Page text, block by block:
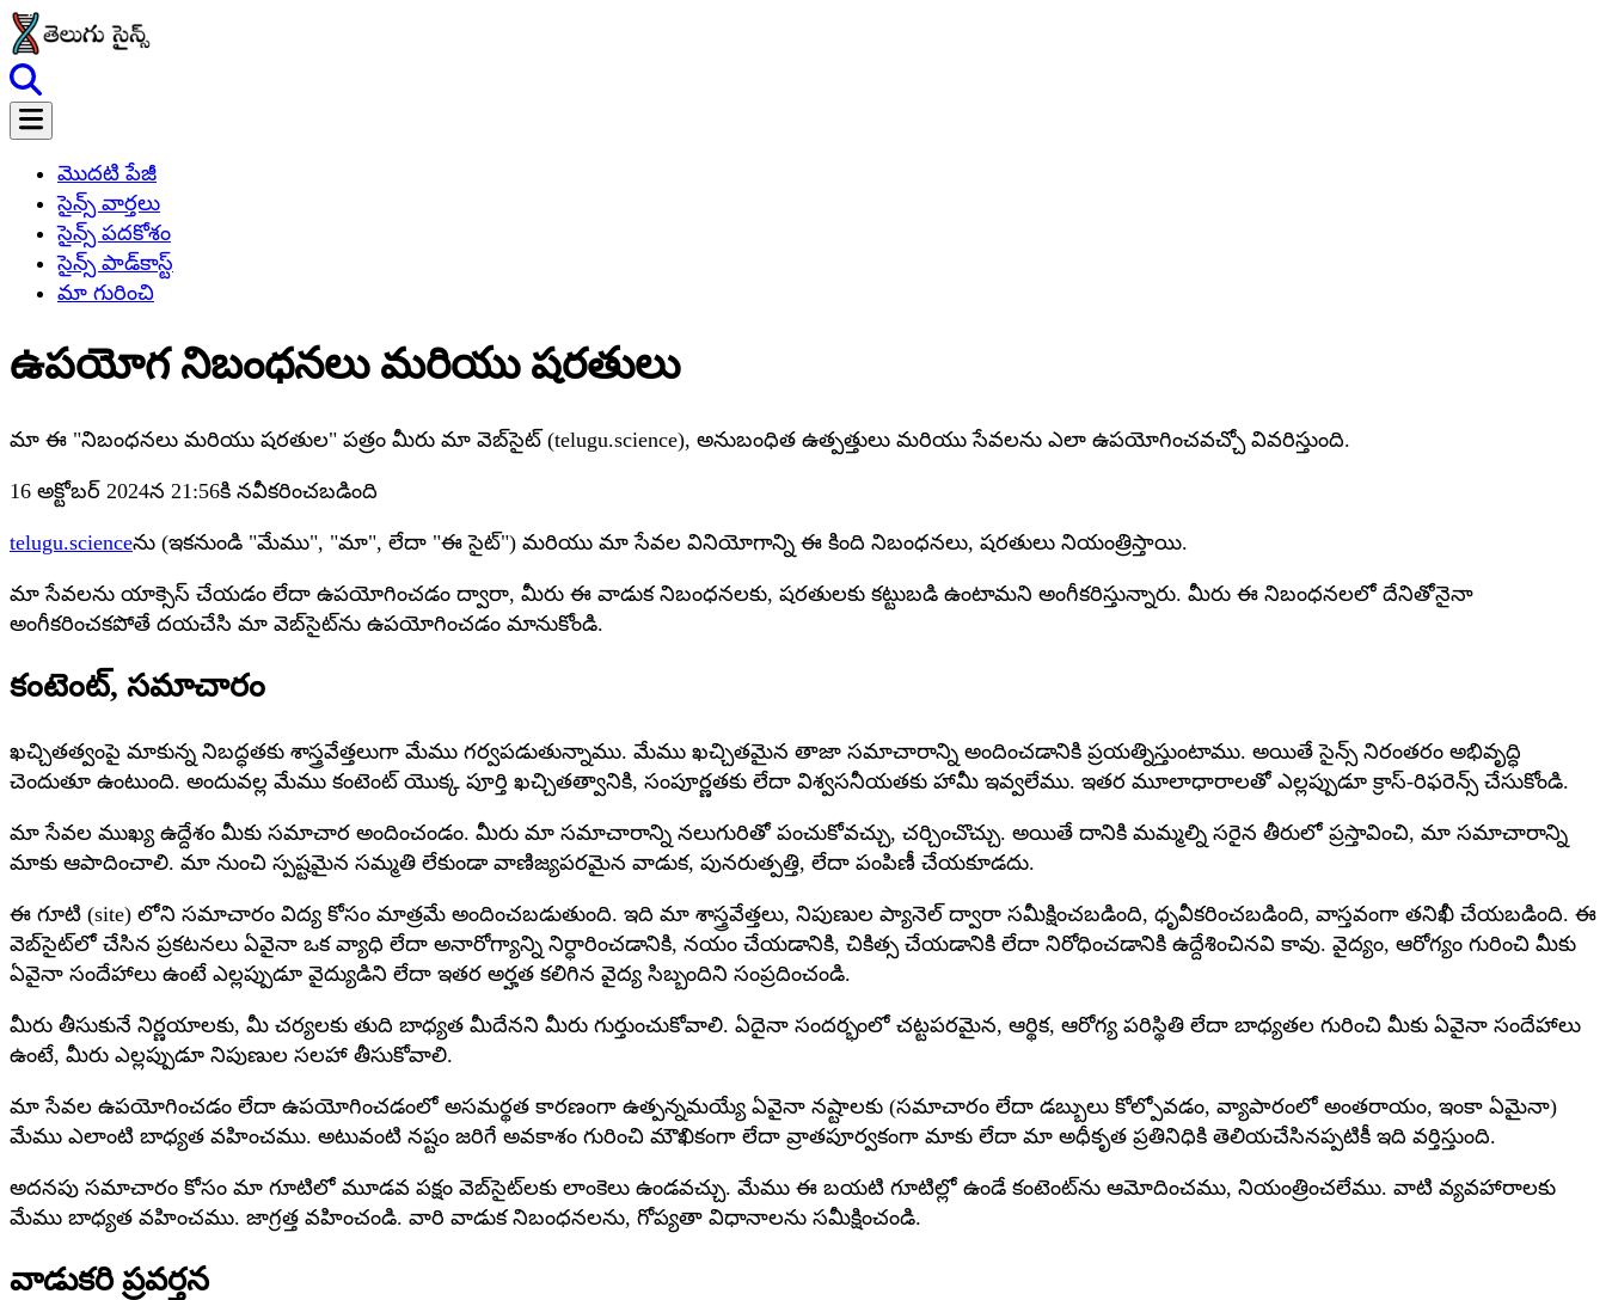
మొదటి పేజీ
సైన్స్ వార్తలు
సైన్స్ పదకోశం
సైన్స్ పాడ్‌కాస్ట్
మా గురించి
ఉపయోగ నిబంధనలు మరియు షరతులు
మా ఈ "నిబంధనలు మరియు షరతుల" పత్రం మీరు మా వెబ్‌సైట్ (telugu.science), అనుబంధిత ఉత్పత్తులు మరియు సేవలను ఎలా ఉపయోగించవచ్చో వివరిస్తుంది.
16 అక్టోబర్ 2024న 21:56కి నవీకరించబడింది
telugu.scienceను (ఇకనుండి "మేము", "మా", లేదా "ఈ సైట్") మరియు మా సేవల వినియోగాన్ని ఈ కింది నిబంధనలు, షరతులు నియంత్రిస్తాయి.
మా సేవలను యాక్సెస్ చేయడం లేదా ఉపయోగించడం ద్వారా, మీరు ఈ వాడుక నిబంధనలకు, షరతులకు కట్టుబడి ఉంటామని అంగీకరిస్తున్నారు. మీరు ఈ నిబంధనలలో దేనితోనైనా
అంగీకరించకపోతే దయచేసి మా వెబ్‌సైట్‌ను ఉపయోగించడం మానుకోండి.
కంటెంట్, సమాచారం
ఖచ్చితత్వంపై మాకున్న నిబద్ధతకు శాస్త్రవేత్తలుగా మేము గర్వపడుతున్నాము. మేము ఖచ్చితమైన తాజా సమాచారాన్ని అందించడానికి ప్రయత్నిస్తుంటాము. అయితే సైన్స్ నిరంతరం అభివృద్ధి
చెందుతూ ఉంటుంది. అందువల్ల మేము కంటెంట్ యొక్క పూర్తి ఖచ్చితత్వానికి, సంపూర్ణతకు లేదా విశ్వసనీయతకు హామీ ఇవ్వలేము. ఇతర మూలాధారాలతో ఎల్లప్పుడూ క్రాస్-రిఫరెన్స్ చేసుకోండి.
మా సేవల ముఖ్య ఉద్దేశం మీకు సమాచార అందించండం. మీరు మా సమాచారాన్ని నలుగురితో పంచుకోవచ్చు, చర్చించొచ్చు. అయితే దానికి మమ్మల్ని సరైన తీరులో ప్రస్తావించి, మా సమాచారాన్ని
మాకు ఆపాదించాలి. మా నుంచి స్పష్టమైన సమ్మతి లేకుండా వాణిజ్యపరమైన వాడుక, పునరుత్పత్తి, లేదా పంపిణీ చేయకూడదు.
ఈ గూటి (site) లోని సమాచారం విద్య కోసం మాత్రమే అందించబడుతుంది. ఇది మా శాస్త్రవేత్తలు, నిపుణుల ప్యానెల్ ద్వారా సమీక్షించబడింది, ధృవీకరించబడింది, వాస్తవంగా తనిఖీ చేయబడింది. ఈ
వెబ్‌సైట్‌లో చేసిన ప్రకటనలు ఏవైనా ఒక వ్యాధి లేదా అనారోగ్యాన్ని నిర్ధారించడానికి, నయం చేయడానికి, చికిత్స చేయడానికి లేదా నిరోధించడానికి ఉద్దేశించినవి కావు. వైద్యం, ఆరోగ్యం గురించి మీకు
ఏవైనా సందేహాలు ఉంటే ఎల్లప్పుడూ వైద్యుడిని లేదా ఇతర అర్హత కలిగిన వైద్య సిబ్బందిని సంప్రదించండి.
మీరు తీసుకునే నిర్ణయాలకు, మీ చర్యలకు తుది బాధ్యత మీదేనని మీరు గుర్తుంచుకోవాలి. ఏదైనా సందర్భంలో చట్టపరమైన, ఆర్థిక, ఆరోగ్య పరిస్థితి లేదా బాధ్యతల గురించి మీకు ఏవైనా సందేహాలు
ఉంటే, మీరు ఎల్లప్పుడూ నిపుణుల సలహా తీసుకోవాలి.
మా సేవల ఉపయోగించడం లేదా ఉపయోగించడంలో అసమర్థత కారణంగా ఉత్పన్నమయ్యే ఏవైనా నష్టాలకు (సమాచారం లేదా డబ్బులు కోల్పోవడం, వ్యాపారంలో అంతరాయం, ఇంకా ఏమైనా)
మేము ఎలాంటి బాధ్యత వహించము. అటువంటి నష్టం జరిగే అవకాశం గురించి మౌఖికంగా లేదా వ్రాతపూర్వకంగా మాకు లేదా మా అధీకృత ప్రతినిధికి తెలియచేసినప్పటికీ ఇది వర్తిస్తుంది.
అదనపు సమాచారం కోసం మా గూటిలో మూడవ పక్షం వెబ్‌సైట్‌లకు లాంకెలు ఉండవచ్చు. మేము ఈ బయటి గూటిల్లో ఉండే కంటెంట్‌ను ఆమోదించము, నియంత్రించలేము. వాటి వ్యవహారాలకు
మేము బాధ్యత వహించము. జాగ్రత్త వహించండి. వారి వాడుక నిబంధనలను, గోప్యతా విధానాలను సమీక్షించండి.
వాడుకరి ప్రవర్తన